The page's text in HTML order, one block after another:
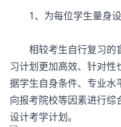
1、为每位学生量身设
相较考生自行复习的
习计划更加高效、针对性
据学生自身条件、专业水
向报考院校等因素进行综
设计考学计划。